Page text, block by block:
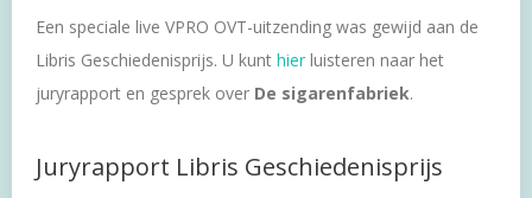
Een speciale live VPRO OVT-uitzending was gewijd aan de
Libris Geschiedenisprijs. U kunt hier luisteren naar het
juryrapport en gesprek over De sigarenfabriek.
Juryrapport Libris Geschiedenisprijs